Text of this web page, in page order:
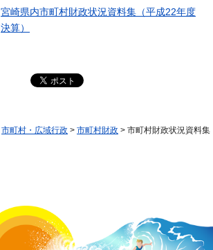
宮崎県内市町村財政状況資料集（平成22年度
決算）
市町村・広域行政 > 市町村財政 > 市町村財政状況資料集